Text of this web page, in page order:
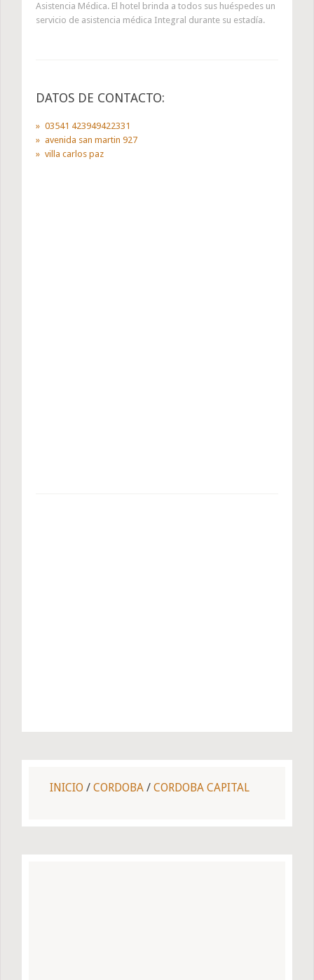
Asistencia Médica. El hotel brinda a todos sus huéspedes un
servicio de asistencia médica Integral durante su estadía.
DATOS DE CONTACTO:
03541 423949422331
avenida san martin 927
villa carlos paz
INICIO / CORDOBA / CORDOBA CAPITAL